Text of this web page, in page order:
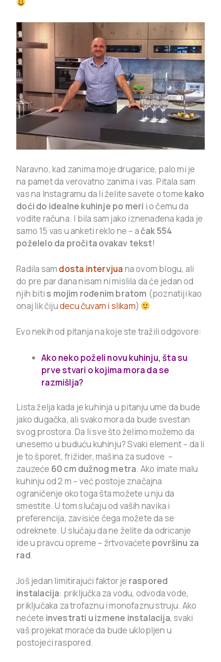
Naravno, kad zanima moje drugarice, palo mi je
na pamet da verovatno zanima i vas. Pitala sam
vas na Instagramu da li želite savete o tome kako
doći do idealne kuhinje po meri i o čemu da
vodite računa. I bila sam jako iznenađena kada je
samo 15 vas u anketi reklo ne – ačak 554
poželelo da pročita ovakav tekst!
Radila sam dosta intervjua na ovom blogu, ali
do pre par dana nisam ni mislila da će jedan od
njih biti s mojim rođenim bratom (poznatiji kao
onaj lik čijudecu čuvam i slikam)
Evo nekih od pitanja na koje ste tražili odgovore:
Ako neko poželi novu kuhinju, šta su
prve stvari o kojima mora da se
razmišlja?
Lista želja kada je kuhinja u pitanju ume da bude
jako dugačka, ali svako mora da bude svestan
svog prostora. Da li sve što želimo možemo da
unesemo u buduću kuhinju? Svaki element – da li
je to šporet, frižider, mašina za sudove –
zauzeće 60 cm dužnog metra. Ako imate malu
kuhinju od 2 m – već postoje značajna
ograničenje oko toga šta možete u nju da
smestite. U tom slučaju od vaših navika i
preferencija, zavisiće čega možete da se
odreknete. U slučaju da ne želite da odricanje
ide u pravcu opreme – žrtvovaćete površinu za
rad.
Još jedan limitirajući faktor je raspored
instalacija: priključka za vodu, odvoda vode,
priključaka za trofaznu i monofaznu struju. Ako
nećete investrati u izmene instalacija, svaki
vaš projekat moraće da bude uklopljen u
postojeći raspored.